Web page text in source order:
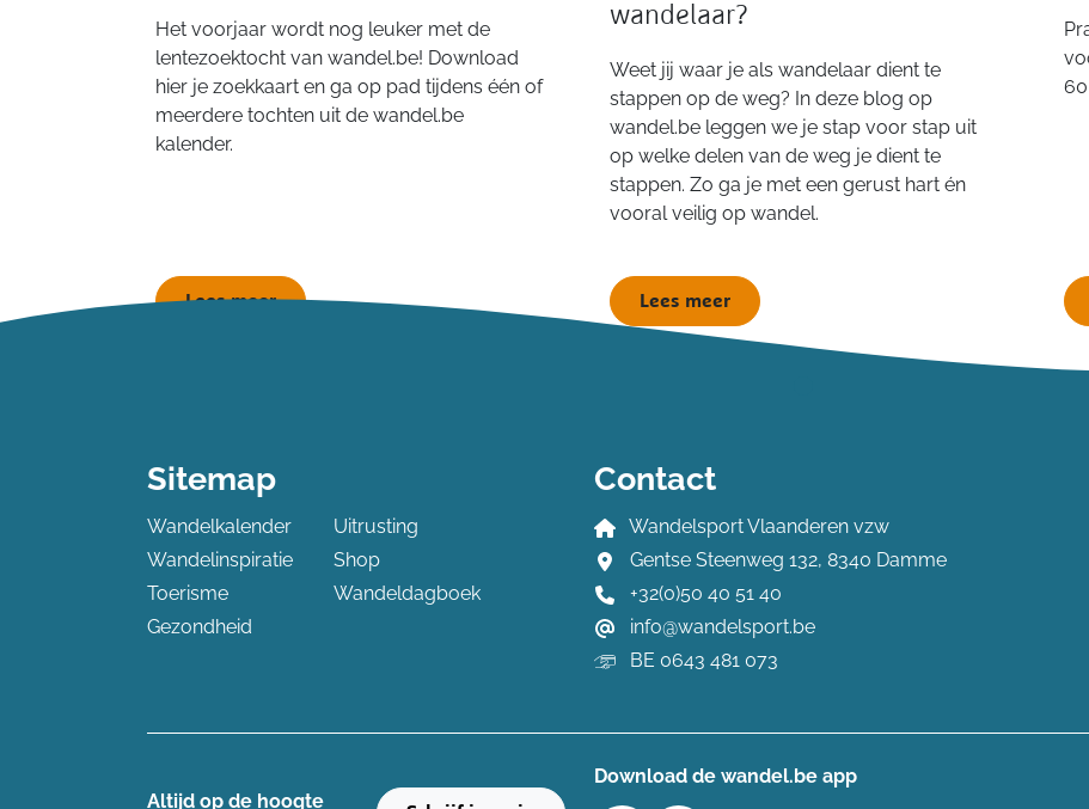
Het voorjaar wordt nog leuker met de
lentezoektocht van wandel.be! Download
hier je zoekkaart en ga op pad tijdens één of
meerdere tochten uit de wandel.be
kalender.
Lees meer
wandelaar?
Weet jij waar je als wandelaar dient te
stappen op de weg? In deze blog op
wandel.be leggen we je stap voor stap uit
op welke delen van de weg je dient te
stappen. Zo ga je met een gerust hart én
vooral veilig op wandel.
Lees meer
Sitemap
Wandelkalender
Wandelinspiratie
Toerisme
Gezondheid
Uitrusting
Shop
Wandeldagboek
Contact
Wandelsport Vlaanderen vzw
Gentse Steenweg 132, 8340 Damme
+32(0)50 40 51 40
info@wandelsport.be
BE 0643 481 073
Altijd op de hoogte ​
Download de wandel.be app